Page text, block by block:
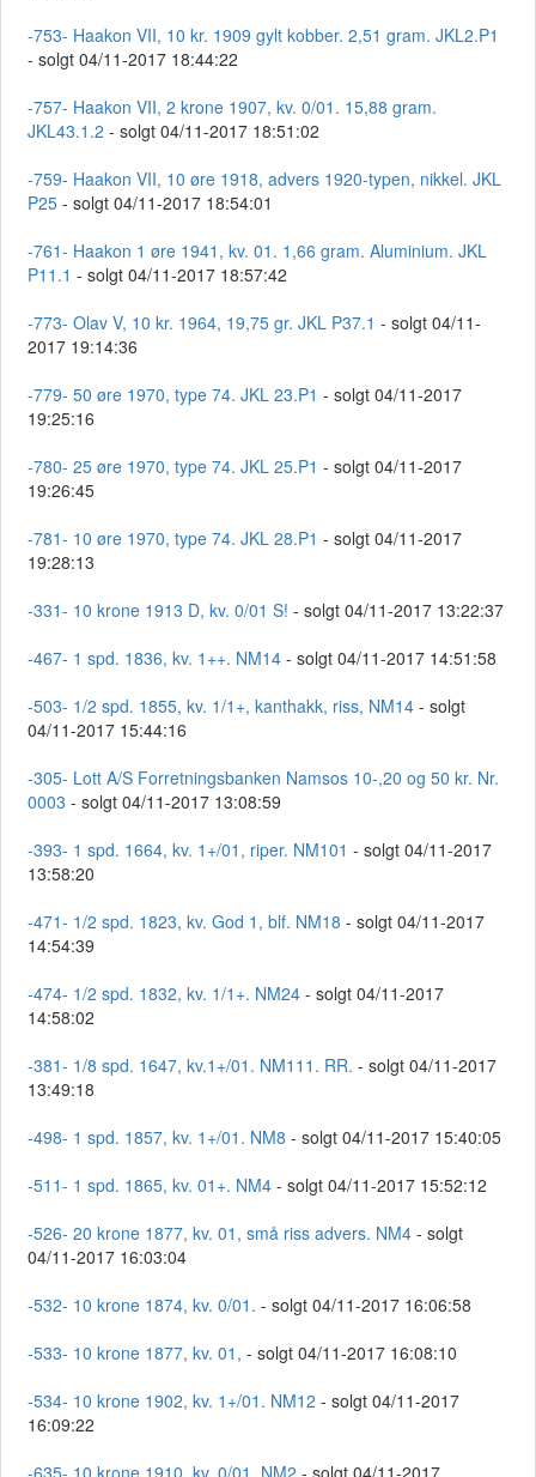
-753- Haakon VII, 10 kr. 1909 gylt kobber. 2,51 gram. JKL2.P1
- solgt 04/11-2017 18:44:22
-757- Haakon VII, 2 krone 1907, kv. 0/01. 15,88 gram.
JKL43.1.2 - solgt 04/11-2017 18:51:02
-759- Haakon VII, 10 øre 1918, advers 1920-typen, nikkel. JKL
P25 - solgt 04/11-2017 18:54:01
-761- Haakon 1 øre 1941, kv. 01. 1,66 gram. Aluminium. JKL
P11.1 - solgt 04/11-2017 18:57:42
-773- Olav V, 10 kr. 1964, 19,75 gr. JKL P37.1 - solgt 04/11-
2017 19:14:36
-779- 50 øre 1970, type 74. JKL 23.P1 - solgt 04/11-2017
19:25:16
-780- 25 øre 1970, type 74. JKL 25.P1 - solgt 04/11-2017
19:26:45
-781- 10 øre 1970, type 74. JKL 28.P1 - solgt 04/11-2017
19:28:13
-331- 10 krone 1913 D, kv. 0/01 S! - solgt 04/11-2017 13:22:37
-467- 1 spd. 1836, kv. 1++. NM14 - solgt 04/11-2017 14:51:58
-503- 1/2 spd. 1855, kv. 1/1+, kanthakk, riss, NM14 - solgt
04/11-2017 15:44:16
-305- Lott A/S Forretningsbanken Namsos 10-,20 og 50 kr. Nr.
0003 - solgt 04/11-2017 13:08:59
-393- 1 spd. 1664, kv. 1+/01, riper. NM101 - solgt 04/11-2017
13:58:20
-471- 1/2 spd. 1823, kv. God 1, blf. NM18 - solgt 04/11-2017
14:54:39
-474- 1/2 spd. 1832, kv. 1/1+. NM24 - solgt 04/11-2017
14:58:02
-381- 1/8 spd. 1647, kv.1+/01. NM111. RR. - solgt 04/11-2017
13:49:18
-498- 1 spd. 1857, kv. 1+/01. NM8 - solgt 04/11-2017 15:40:05
-511- 1 spd. 1865, kv. 01+. NM4 - solgt 04/11-2017 15:52:12
-526- 20 krone 1877, kv. 01, små riss advers. NM4 - solgt
04/11-2017 16:03:04
-532- 10 krone 1874, kv. 0/01. - solgt 04/11-2017 16:06:58
-533- 10 krone 1877, kv. 01, - solgt 04/11-2017 16:08:10
-534- 10 krone 1902, kv. 1+/01. NM12 - solgt 04/11-2017
16:09:22
-635- 10 krone 1910, kv. 0/01. NM2 - solgt 04/11-2017